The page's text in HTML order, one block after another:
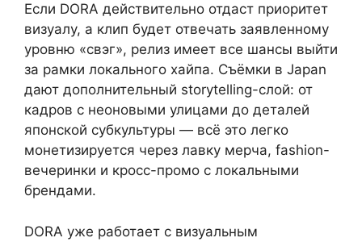
Если DORA действительно отдаст приоритет
визуалу, а клип будет отвечать заявленному
уровню «свэг», релиз имеет все шансы выйти
за рамки локального хайпа. Съёмки в Japan
дают дополнительный storytelling-слой: от
кадров с неоновыми улицами до деталей
японской субкультуры — всё это легко
монетизируется через лавку мерча, fashion-
вечеринки и кросс-промо с локальными
брендами.
DORA уже работает с визуальным